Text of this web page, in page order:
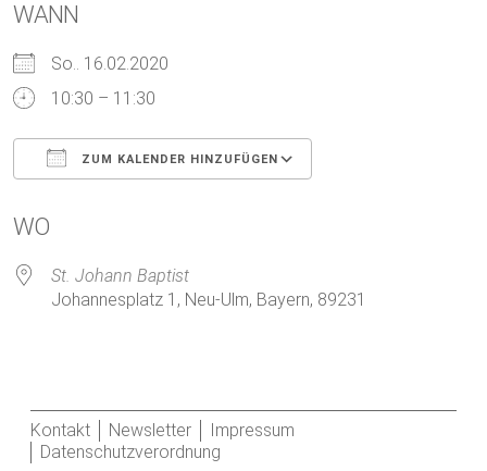
WANN
So.. 16.02.2020
10:30 – 11:30
ZUM KALENDER HINZUFÜGEN
WO
St. Johann Baptist
Johannesplatz 1, Neu-Ulm, Bayern, 89231
Kontakt Newsletter
Impressum
Datenschutzverordnung